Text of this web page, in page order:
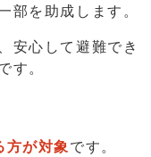
部を助成します。
安心して避難でき
す。
方が対象 です。